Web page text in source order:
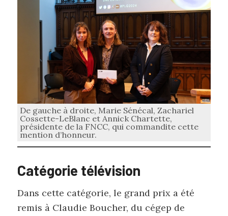
De gauche à droite, Marie Sénécal, Zachariel
Cossette-LeBlanc et Annick Chartette,
présidente de la FNCC, qui commandite cette
mention d’honneur.
Catégorie télévision
Dans cette catégorie, le grand prix a été
remis à Claudie Boucher, du cégep de